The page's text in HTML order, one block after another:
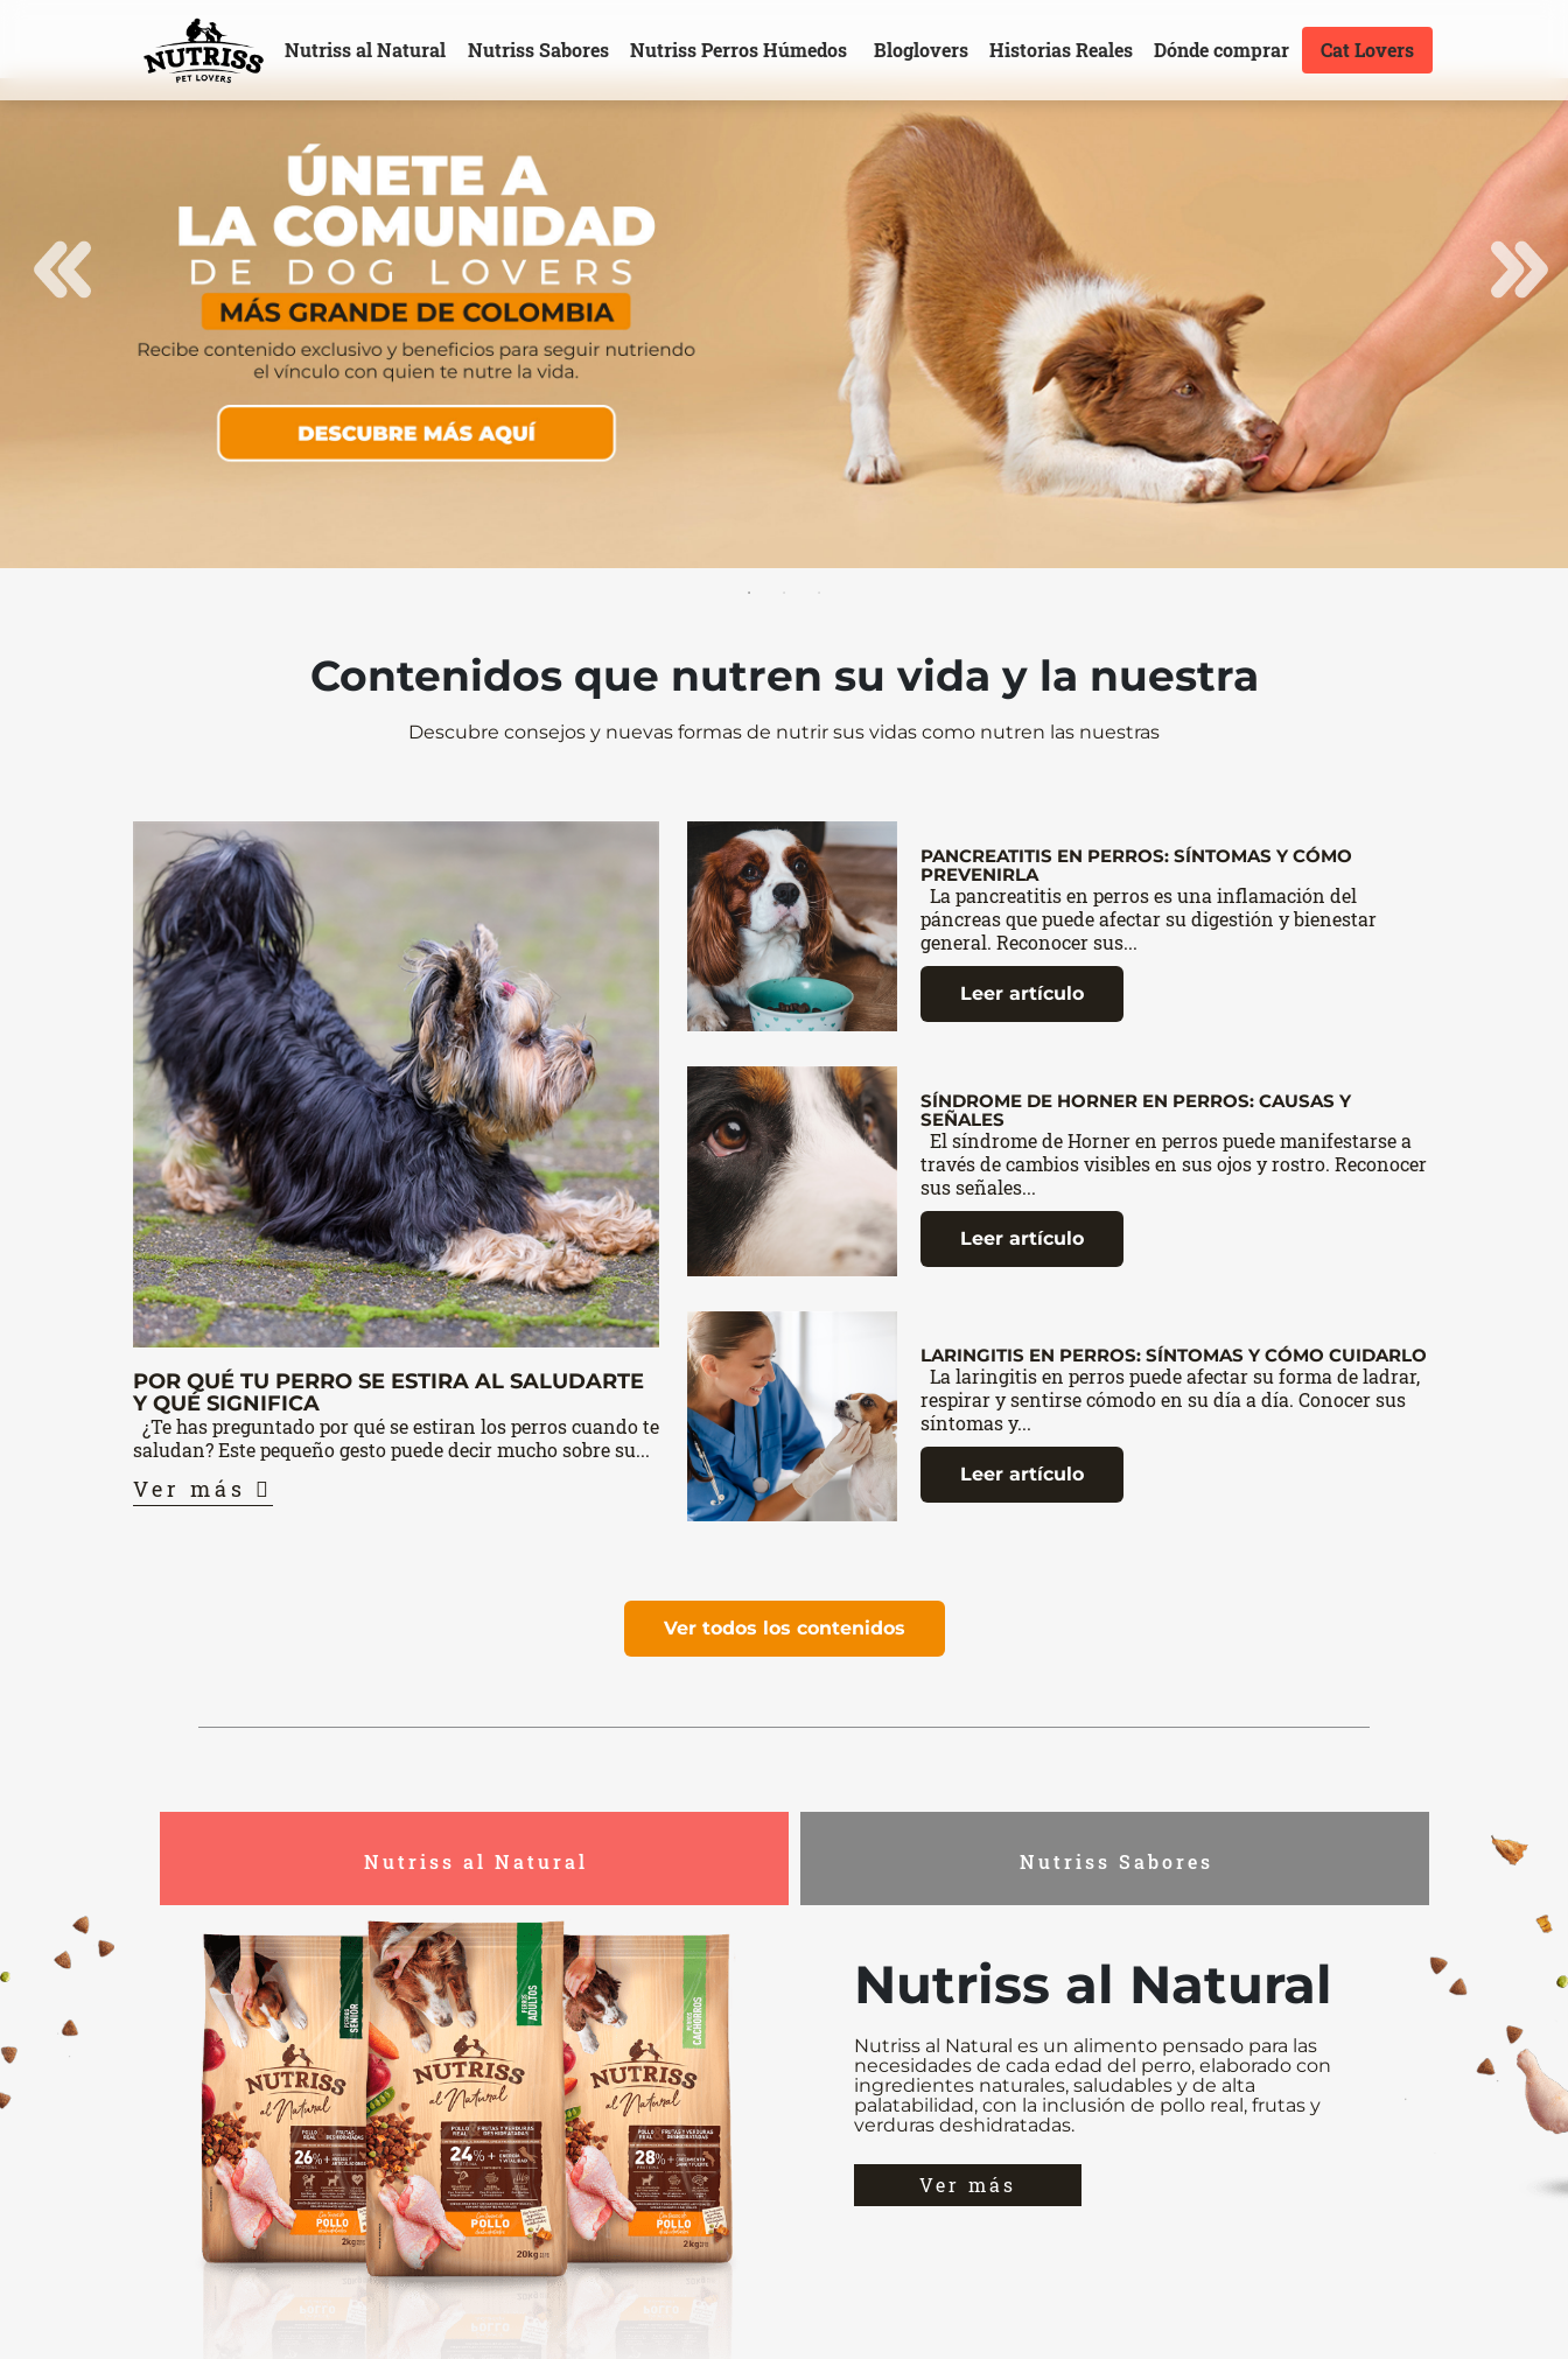
Nutriss al Natural Nutriss Sabores Nutriss Perros Húmedos Bloglovers Historias Reales Dónde comprar Cat Lovers
Contenidos que nutren su vida y la nuestra
Descubre consejos y nuevas formas de nutrir sus vidas como nutren las nuestras
POR QUÉ TU PERRO SE ESTIRA AL SALUDARTE
Y QUÉ SIGNIFICA
¿Te has preguntado por qué se estiran los perros cuando te
saludan? Este pequeño gesto puede decir mucho sobre su...
Ver más
PANCREATITIS EN PERROS: SÍNTOMAS Y CÓMO
PREVENIRLA
La pancreatitis en perros es una inflamación del
páncreas que puede afectar su digestión y bienestar
general. Reconocer sus...
Leer artículo
SÍNDROME DE HORNER EN PERROS: CAUSAS Y
SEÑALES
El síndrome de Horner en perros puede manifestarse a
través de cambios visibles en sus ojos y rostro. Reconocer
sus señales...
Leer artículo
LARINGITIS EN PERROS: SÍNTOMAS Y CÓMO CUIDARLO
La laringitis en perros puede afectar su forma de ladrar,
respirar y sentirse cómodo en su día a día. Conocer sus
síntomas y...
Leer artículo
Ver todos los contenidos
Nutriss al Natural Nutriss Sabores
Nutriss al Natural
Nutriss al Natural es un alimento pensado para las
necesidades de cada edad del perro, elaborado con
ingredientes naturales, saludables y de alta
palatabilidad, con la inclusión de pollo real, frutas y
verduras deshidratadas.
Ver más